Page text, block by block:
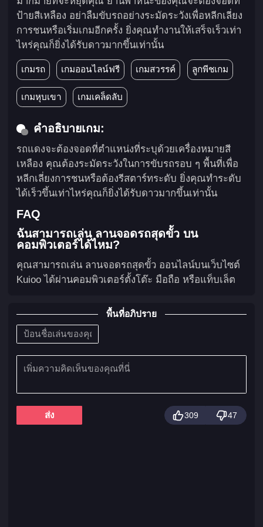
ป้ายสีเหลือง อย่าลืมขับรถอย่างระมัดระวังเพื่อหลีกเลี่ยง
การชนหรือเริ่มเกมอีกครั้ง ยิ่งคุณทำงานให้เสร็จเร็วเท่า
ไหร่คุณก็ยิ่งได้รับดาวมากขึ้นเท่านั้น
เกมรถ เกมออนไลน์ฟรี เกมสวรรค์ ลูกพีชเกม
เกมหุบเขา เกมเคล็ดลับ
คำอธิบายเกม:
รถแดงจะต้องจอดที่ตำแหน่งที่ระบุด้วยเครื่องหมายสี
เหลือง คุณต้องระมัดระวังในการขับรถรอบ ๆ พื้นที่เพื่อ
หลีกเลี่ยงการชนหรือต้องรีสตาร์ทระดับ ยิ่งคุณทำระดับ
ได้เร็วขึ้นเท่าไหร่คุณก็ยิ่งได้รับดาวมากขึ้นเท่านั้น
FAQ
ฉันสามารถเล่น ลานจอดรถสุดขั้ว บน
คอมพิวเตอร์ได้ไหม?
คุณสามารถเล่น ลานจอดรถสุดขั้ว ออนไลน์บนเว็บไซต์
Kuioo ได้ผ่านคอมพิวเตอร์ตั้งโต๊ะ มือถือ หรือแท็บเล็ต
พื้นที่อภิปราย
ส่ง 309 47